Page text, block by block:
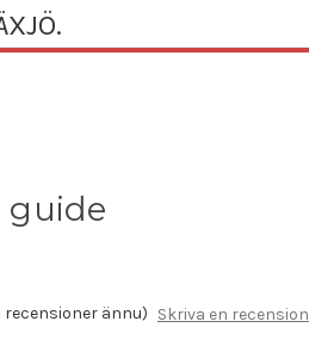
guide
recensioner ännu) Skriva en recension